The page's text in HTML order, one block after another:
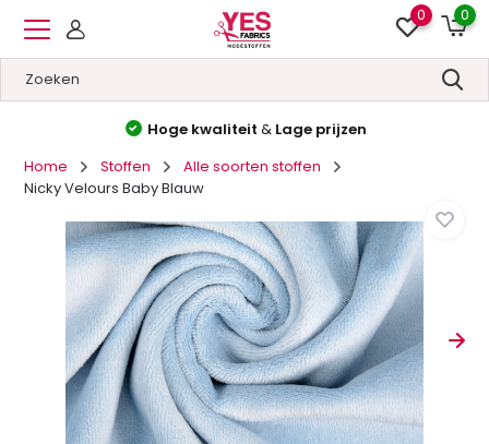
0 0
Hoge kwaliteit & Lage prijzen
Home
Stoffen
Alle soorten stoffen
Nicky Velours Baby Blauw